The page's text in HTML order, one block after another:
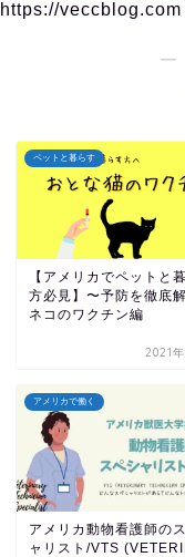
https://veccblog.com
―
ペットと暮らす
【アメリカでペットと
方必見】〜予防を徹底
ネコのワクチン編
2021
アメリカで働く
アメリカ動物看護師の
ャリスト/VTS